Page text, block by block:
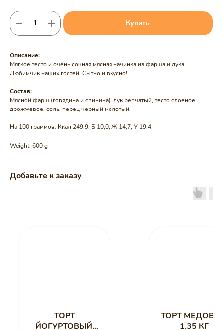
Купить
Описание:
Мягкое тесто и очень сочная мясная начинка из фарша и лука.
Любимчик наших гостей. Сытно и вкусно!
Состав:
Мясной фарш (говядина и свинина), лук репчатый, тесто слоеное
дрожжевое, соль, перец черный молотый.
На 100 граммов: Ккал 249,9, Б 10,0, Ж 14,7, У 19,4.
Weight: 600 g
Добавьте к заказу
ТОРТ
ЙОГУРТОВЫЙ,
ТОРТ
1.35 КГ